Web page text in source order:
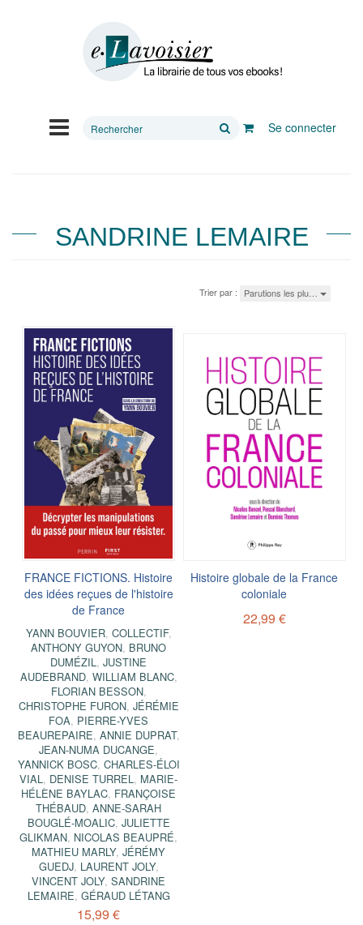
Rechercher
Se connecter
SANDRINE LEMAIRE
Trier par : Parutions les plu…
FRANCE FICTIONS. Histoire
des idées reçues de l'histoire
de France
YANN BOUVIER, COLLECTIF,
ANTHONY GUYON, BRUNO
DUMÉZIL,JUSTINE
AUDEBRAND, WILLIAM BLANC,
FLORIAN BESSON,
CHRISTOPHE FURON, JÉRÉMIE
FOA, PIERRE-YVES
BEAUREPAIRE, ANNIE DUPRAT,
JEAN-NUMA DUCANGE,
YANNICK BOSC, CHARLES-ÉLOI
VIAL, DENISE TURREL, MARIE-
HÉLÈNE BAYLAC, FRANÇOISE
THÉBAUD,ANNE-SARAH
BOUGLÉ-MOALIC, JULIETTE
GLIKMAN, NICOLAS BEAUPRÉ,
MATHIEU MARLY,JÉRÉMY
GUEDJ, LAURENT JOLY,
VINCENT JOLY,SANDRINE
LEMAIRE, GÉRAUD LÉTANG
15,99 €
Histoire globale de la France
coloniale
22,99 €